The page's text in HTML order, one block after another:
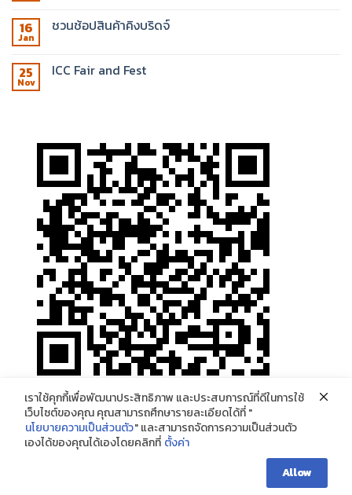
16
Jan
ชวนช้อปสินค้าคิงบริดจ์
25
Nov
ICC Fair and Fest
สหกรณ์ออมทรัพย์เพื่อพนักงานเครือสหพัฒน์
เราใช้คุกกี้เพื่อพัฒนาประสิทธิภาพ และประสบการณ์ที่ดีในการใช้
เว็บไซต์ของคุณ คุณสามารถศึกษารายละเอียดได้ที่ "
นโยบายความเป็นส่วนตัว" และสามารถจัดการความเป็นส่วนตัว
เองได้ของคุณได้เองโดยคลิกที่ ตั้งค่า
Allow